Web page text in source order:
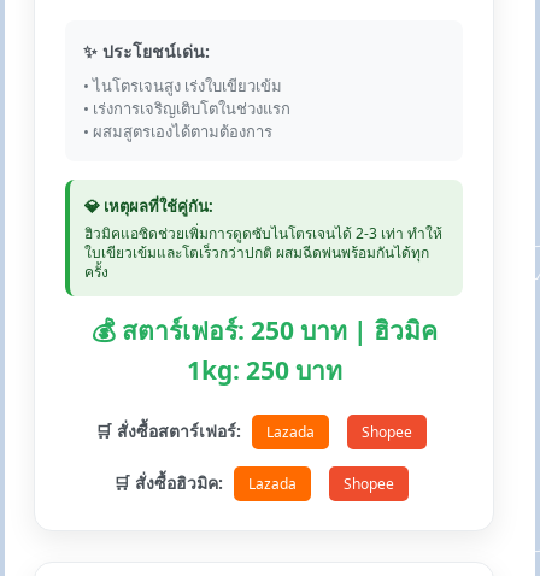
✨ ประโยชน์เด่น:
• ไนโตรเจนสูง เร่งใบเขียวเข้ม
• เร่งการเจริญเติบโตในช่วงแรก
• ผสมสูตรเองได้ตามต้องการ
💎 เหตุผลที่ใช้คู่กัน:
ฮิวมิคแอซิดช่วยเพิ่มการดูดซับไนโตรเจนได้ 2-3 เท่า ทำให้
ใบเขียวเข้มและโตเร็วกว่าปกติ ผสมฉีดพ่นพร้อมกันได้ทุก
ครั้ง
💰 สตาร์เฟอร์: 250 บาท | ฮิวมิค
1kg: 250 บาท
🛒 สั่งซื้อสตาร์เฟอร์: Lazada Shopee
🛒 สั่งซื้อฮิวมิค: Lazada Shopee